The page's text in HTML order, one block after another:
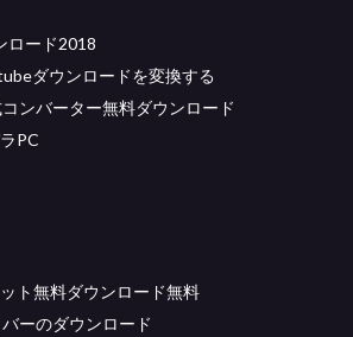
ロード2018
ダウンロードを変換する
ンバーター無料ダウンロード
PC
ト無料ダウンロード無料
ーのダウンロード